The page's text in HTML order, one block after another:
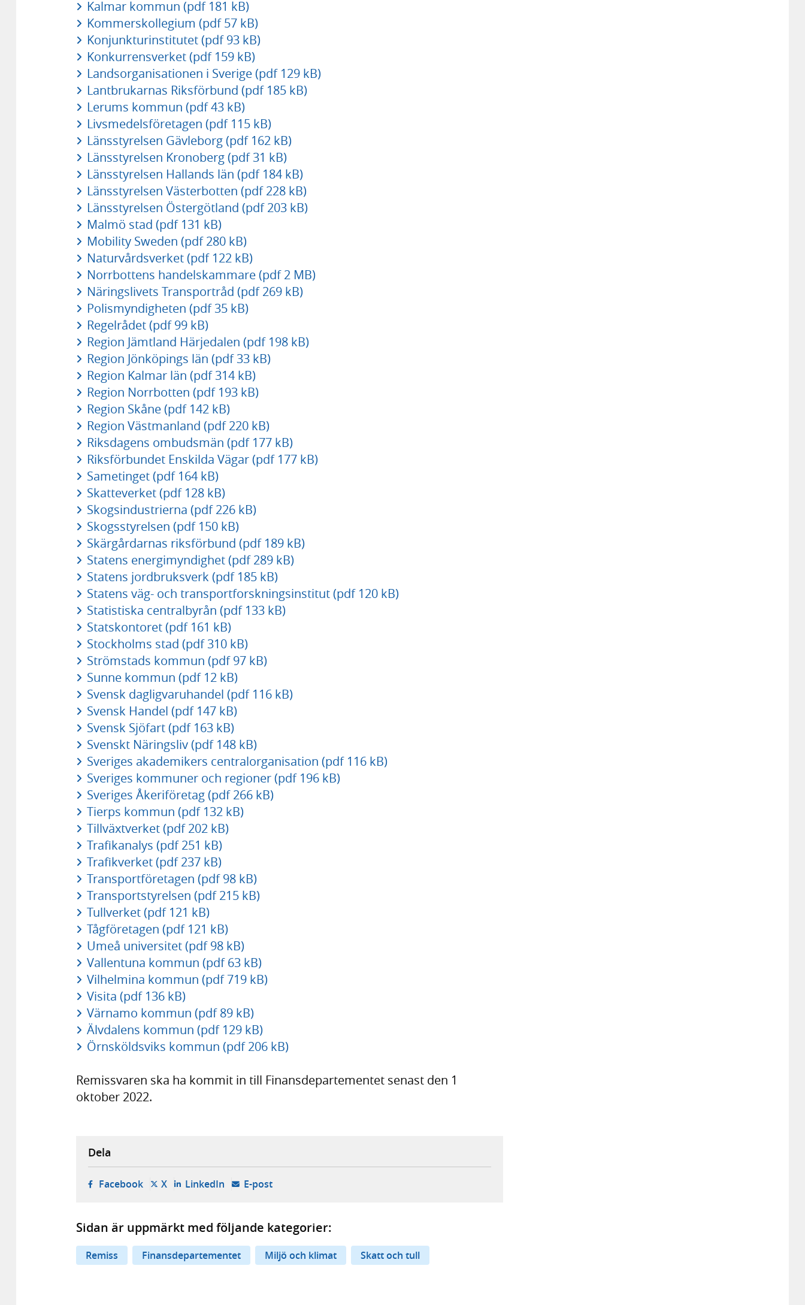
Kalmar kommun (pdf 181 kB)
Kommerskollegium (pdf 57 kB)
Konjunkturinstitutet (pdf 93 kB)
Konkurrensverket (pdf 159 kB)
Landsorganisationen i Sverige (pdf 129 kB)
Lantbrukarnas Riksförbund (pdf 185 kB)
Lerums kommun (pdf 43 kB)
Livsmedelsföretagen (pdf 115 kB)
Länsstyrelsen Gävleborg (pdf 162 kB)
Länsstyrelsen Kronoberg (pdf 31 kB)
Länsstyrelsen Hallands län (pdf 184 kB)
Länsstyrelsen Västerbotten (pdf 228 kB)
Länsstyrelsen Östergötland (pdf 203 kB)
Malmö stad (pdf 131 kB)
Mobility Sweden (pdf 280 kB)
Naturvårdsverket (pdf 122 kB)
Norrbottens handelskammare (pdf 2 MB)
Näringslivets Transportråd (pdf 269 kB)
Polismyndigheten (pdf 35 kB)
Regelrådet (pdf 99 kB)
Region Jämtland Härjedalen (pdf 198 kB)
Region Jönköpings län (pdf 33 kB)
Region Kalmar län (pdf 314 kB)
Region Norrbotten (pdf 193 kB)
Region Skåne (pdf 142 kB)
Region Västmanland (pdf 220 kB)
Riksdagens ombudsmän (pdf 177 kB)
Riksförbundet Enskilda Vägar (pdf 177 kB)
Sametinget (pdf 164 kB)
Skatteverket (pdf 128 kB)
Skogsindustrierna (pdf 226 kB)
Skogsstyrelsen (pdf 150 kB)
Skärgårdarnas riksförbund (pdf 189 kB)
Statens energimyndighet (pdf 289 kB)
Statens jordbruksverk (pdf 185 kB)
Statens väg- och transportforskningsinstitut (pdf 120 kB)
Statistiska centralbyrån (pdf 133 kB)
Statskontoret (pdf 161 kB)
Stockholms stad (pdf 310 kB)
Strömstads kommun (pdf 97 kB)
Sunne kommun (pdf 12 kB)
Svensk dagligvaruhandel (pdf 116 kB)
Svensk Handel (pdf 147 kB)
Svensk Sjöfart (pdf 163 kB)
Svenskt Näringsliv (pdf 148 kB)
Sveriges akademikers centralorganisation (pdf 116 kB)
Sveriges kommuner och regioner (pdf 196 kB)
Sveriges Åkeriföretag (pdf 266 kB)
Tierps kommun (pdf 132 kB)
Tillväxtverket (pdf 202 kB)
Trafikanalys (pdf 251 kB)
Trafikverket (pdf 237 kB)
Transportföretagen (pdf 98 kB)
Transportstyrelsen (pdf 215 kB)
Tullverket (pdf 121 kB)
Tågföretagen (pdf 121 kB)
Umeå universitet (pdf 98 kB)
Vallentuna kommun (pdf 63 kB)
Vilhelmina kommun (pdf 719 kB)
Visita (pdf 136 kB)
Värnamo kommun (pdf 89 kB)
Älvdalens kommun (pdf 129 kB)
Örnsköldsviks kommun (pdf 206 kB)
Remissvaren ska ha kommit in till Finansdepartementet senast den 1
oktober 2022.
Dela
Facebook- öppnas i ny flik, extern webbplats,
X- öppnas i ny flik, extern webbplats,
LinkedIn- öppnas i ny flik, extern webbplats,
E-post- öppnar din e-postklient,
Sidan är uppmärkt med följande kategorier:
Remiss Finansdepartementet Miljö och klimat Skatt och tull